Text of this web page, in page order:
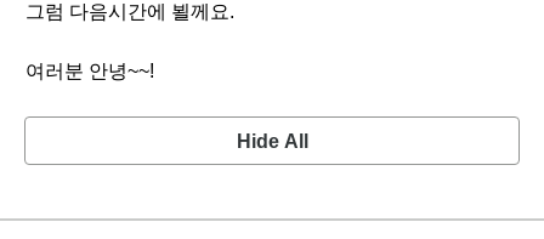
그럼 다음시간에 뵐께요.
여러분 안녕~~!
Hide All